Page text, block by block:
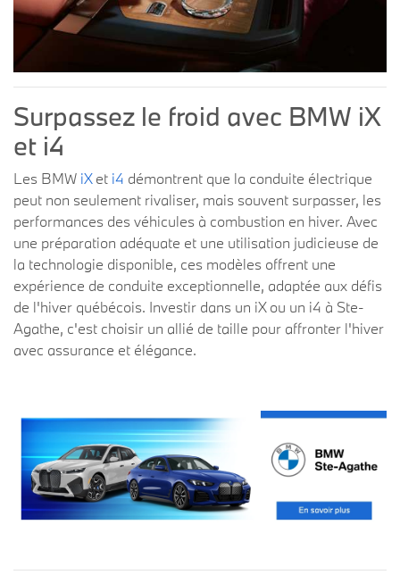
Surpassez le froid avec BMW iX
et i4
Les BMW iXet i4 démontrent que la conduite électrique
peut non seulement rivaliser, mais souvent surpasser, les
performances des véhicules à combustion en hiver. Avec
une préparation adéquate et une utilisation judicieuse de
la technologie disponible, ces modèles offrent une
expérience de conduite exceptionnelle, adaptée aux défis
de l'hiver québécois. Investir dans un iX ou un i4 à Ste-
Agathe, c'est choisir un allié de taille pour affronter l'hiver
avec assurance et élégance.